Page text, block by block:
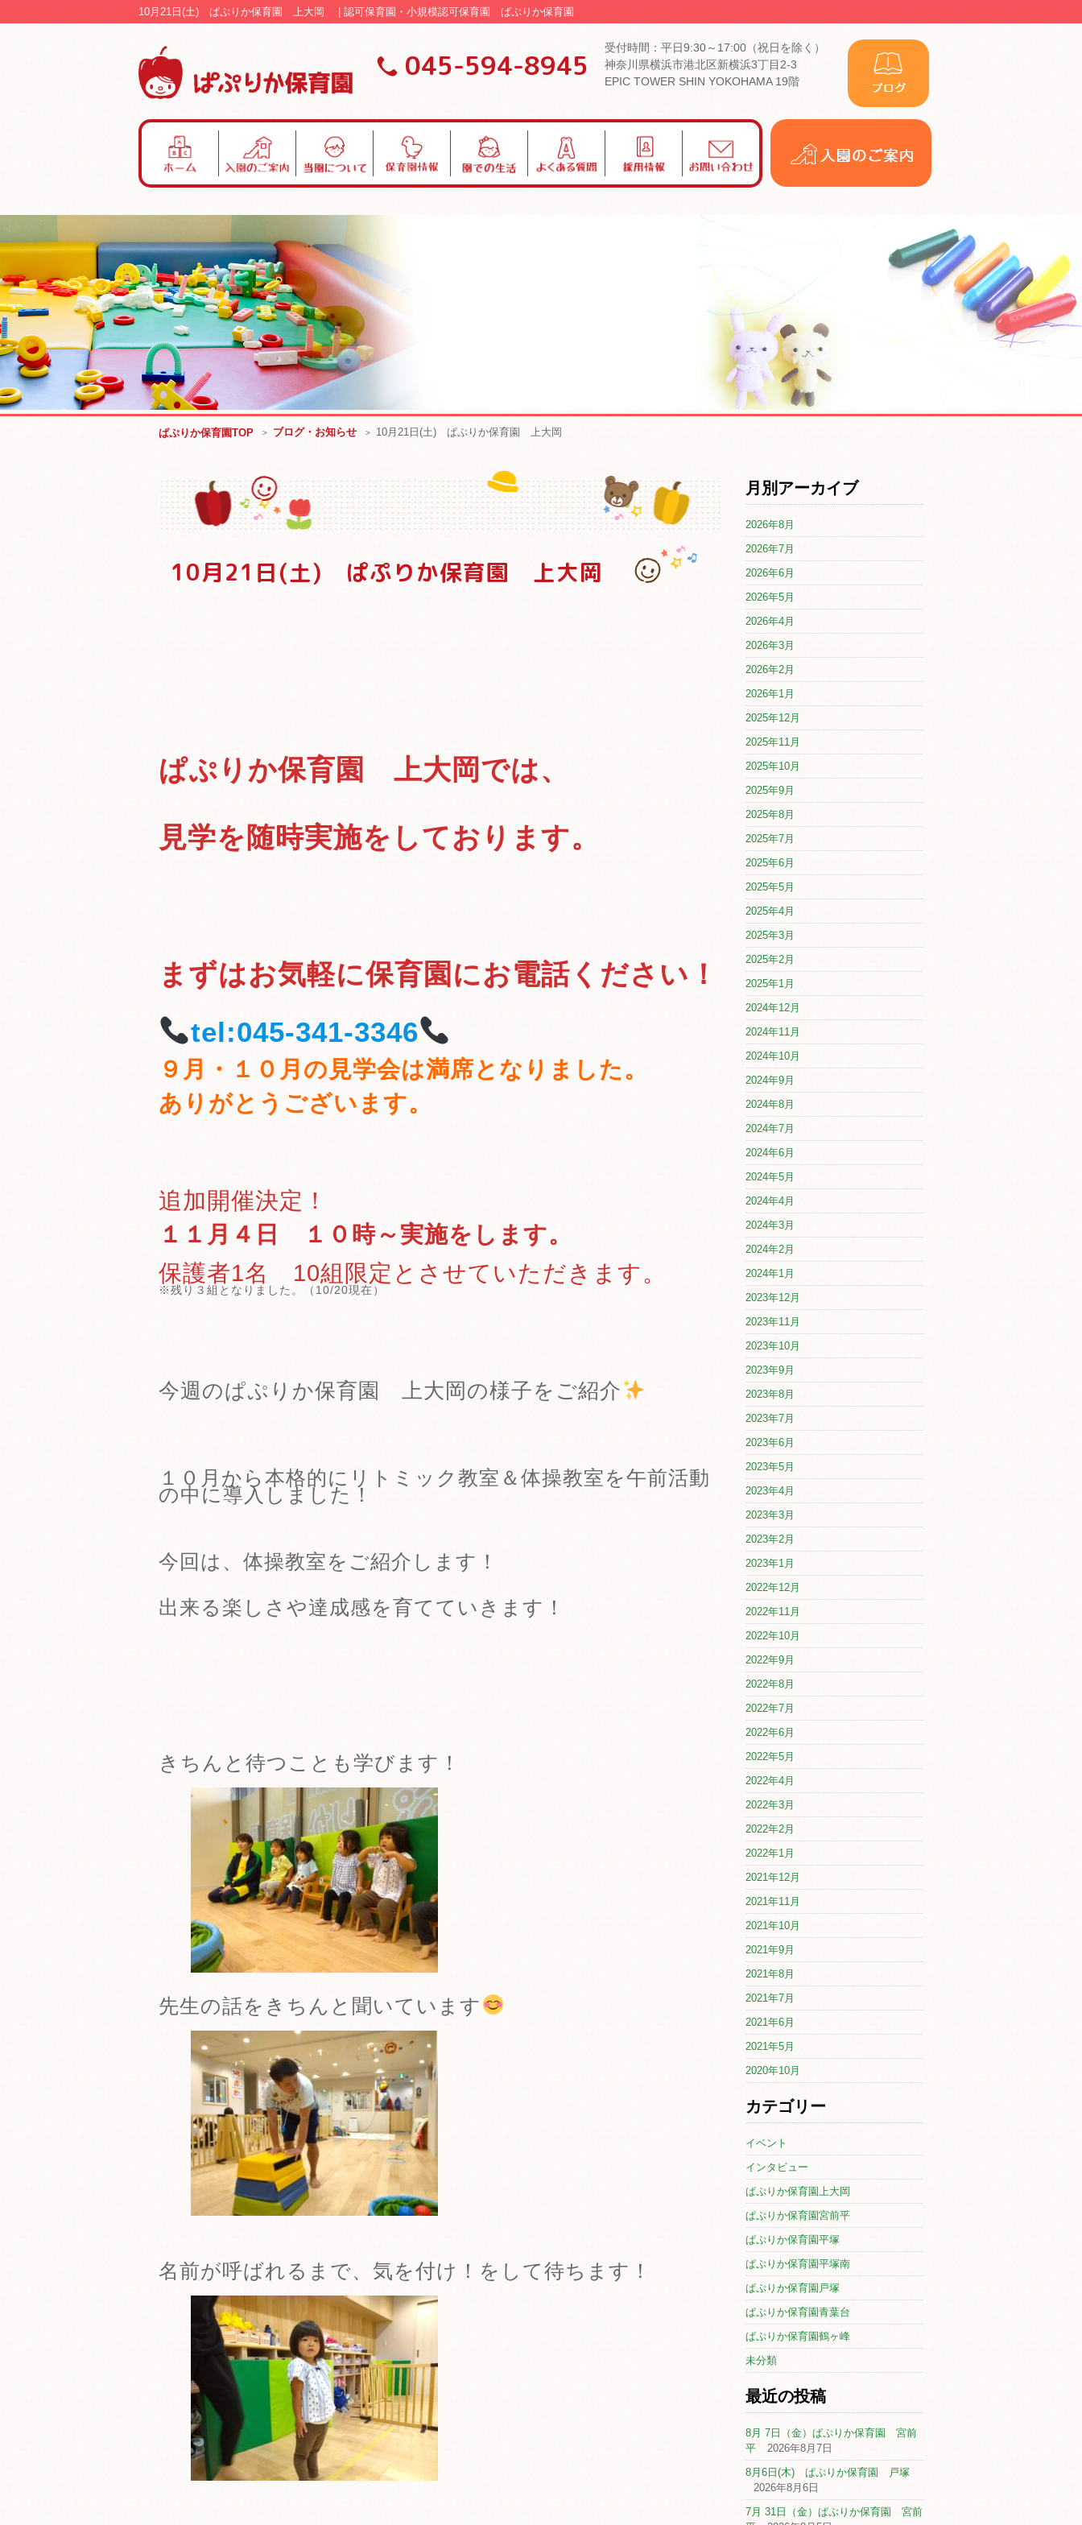
10月21日(土) ぱぷりか保育園 上大岡 | 認可保育園・小規模認可保育園 ぱぷりか保育園
045-594-8945
受付時間：平日9:30～17:00（祝日を除く）
神奈川県横浜市港北区新横浜3丁目2-3
EPIC TOWER SHIN YOKOHAMA 19階
の
ご
内
に
つ
て
情
生
あ
る
い
合
ぱぷりか保育園TOP ブログ・お知らせ 10月21日(土) ぱぷりか保育園 上大岡
10月21日(土) ぱぷりか保育園 上大岡
ぱぷりか保育園 上大岡では、
見学を随時実施をしております。
まずはお気軽に保育園にお電話ください！
tel:045-341-3346
９月・１０月の見学会は満席となりました。
ありがとうございます。
追加開催決定！
１１月４日 １０時～実施をします。
保護者1名 10組限定とさせていただきます。
※残り３組となりました。（10/20現在）
今週のぱぷりか保育園 上大岡の様子をご紹介
１０月から本格的にリトミック教室＆体操教室を午前活動
の中に導入しました！
今回は、体操教室をご紹介します！
出来る楽しさや達成感を育てていきます！
きちんと待つことも学びます！
先生の話をきちんと聞いています
名前が呼ばれるまで、気を付け！をして待ちます！
月別アーカイブ
2026年8月
2026年7月
2026年6月
2026年5月
2026年4月
2026年3月
2026年2月
2026年1月
2025年12月
2025年11月
2025年10月
2025年9月
2025年8月
2025年7月
2025年6月
2025年5月
2025年4月
2025年3月
2025年2月
2025年1月
2024年12月
2024年11月
2024年10月
2024年9月
2024年8月
2024年7月
2024年6月
2024年5月
2024年4月
2024年3月
2024年2月
2024年1月
2023年12月
2023年11月
2023年10月
2023年9月
2023年8月
2023年7月
2023年6月
2023年5月
2023年4月
2023年3月
2023年2月
2023年1月
2022年12月
2022年11月
2022年10月
2022年9月
2022年8月
2022年7月
2022年6月
2022年5月
2022年4月
2022年3月
2022年2月
2022年1月
2021年12月
2021年11月
2021年10月
2021年9月
2021年8月
2021年7月
2021年6月
2021年5月
2020年10月
カテゴリー
イベント
インタビュー
ぱぷりか保育園上大岡
ぱぷりか保育園宮前平
ぱぷりか保育園平塚
ぱぷりか保育園平塚南
ぱぷりか保育園戸塚
ぱぷりか保育園青葉台
ぱぷりか保育園鶴ヶ峰
未分類
最近の投稿
8月 7日（金）ぱぷりか保育園 宮前
平
2026年8月7日
8月6日(木) ぱぷりか保育園 戸塚
2026年8月6日
7月 31日（金）ぱぷりか保育園 宮前